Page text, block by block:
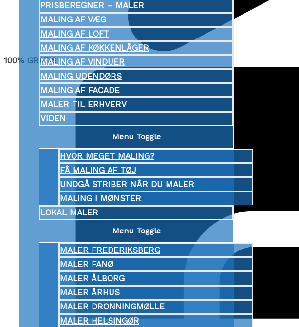
PRISBEREGNER – MALER
MALING AF VÆG
MALING AF LOFT
MALING AF KØKKENLÅGER
MALING AF VINDUER
MALING UDENDØRS
MALING AF FACADE
MALER TIL ERHVERV
VIDEN
Menu Toggle
HVOR MEGET MALING?
FÅ MALING AF TØJ
UNDGÅ STRIBER NÅR DU MALER
MALING I MØNSTER
LOKAL MALER
Menu Toggle
MALER FREDERIKSBERG
MALER FANØ
MALER ÅLBORG
MALER ÅRHUS
MALER DRONNINGMØLLE
MALER HELSINGØR
100% GRATIS